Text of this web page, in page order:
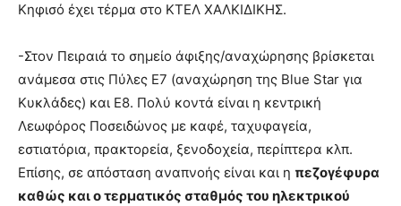
Κηφισό έχει τέρμα στο ΚΤΕΛ ΧΑΛΚΙΔΙΚΗΣ.
-Στον Πειραιά το σημείο άφιξης/αναχώρησης βρίσκεται
ανάμεσα στις Πύλες Ε7 (αναχώρηση της Blue Star για
Κυκλάδες) και Ε8. Πολύ κοντά είναι η κεντρική
Λεωφόρος Ποσειδώνος με καφέ, ταχυφαγεία,
εστιατόρια, πρακτορεία, ξενοδοχεία, περίπτερα κλπ.
Επίσης, σε απόσταση αναπνοής είναι και η πεζογέφυρα
καθώς και ο τερματικός σταθμός του ηλεκτρικού